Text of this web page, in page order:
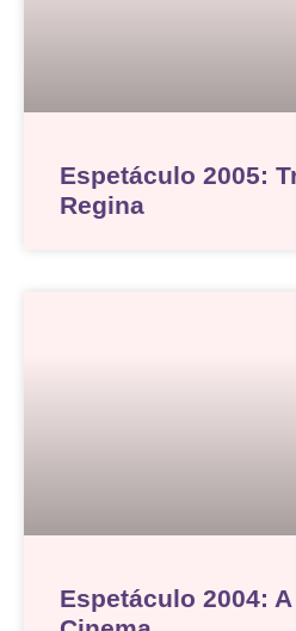
Espetáculo 2005:
Regina
Espetáculo 2004: